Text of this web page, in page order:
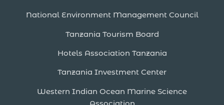
National Environment Management Council
Tanzania Tourism Board
Hotels Association Tanzania
Tanzania Investment Center
Western Indian Ocean Marine Science
Association